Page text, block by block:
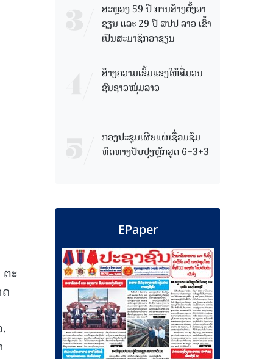
ະ
ສະຫຼອງ 59 ປີ ການສ້າງຕັ້ງອາ
ຊຽນ ແລະ 29 ປີ ສປປ ລາວ ເຂົ້າ
ເປັນສະມາຊິກອາຊຽນ
ສ້າງຄວາມເຂັ້ມແຂງໃຫ້ສື່ມວນ
ຊົນຊາວໜຸ່ມລາວ
ກອງປະຊຸມເຜີຍແຜ່ເຊື່ອມຊຶມ
ທິດທາງປັບປຸງຫຼັກສູດ 6+3+3
EPaper